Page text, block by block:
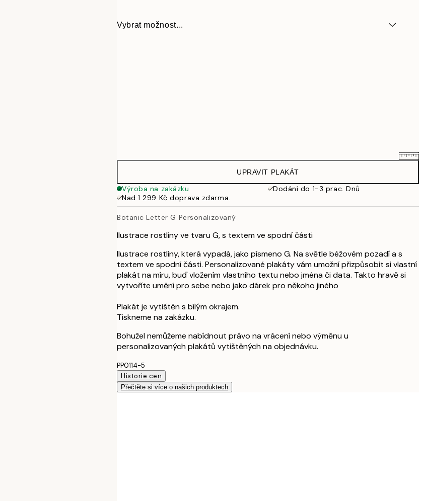
Vybrat možnost...
869 Kč
50x70 cm
1 079 Kč
UPRAVIT PLAKÁT
Výroba na zakázku
Dodání do 1-3 prac. Dnů
Nad 1 299 Kč doprava zdarma.
Botanic Letter G Personalizovaný
Ilustrace rostliny ve tvaru G, s textem ve spodní části
Ilustrace rostliny, která vypadá, jako písmeno G. Na světle béžovém pozadí a s
textem ve spodní části. Personalizované plakáty vám umožní přizpůsobit si vlastní
plakát na míru, buď vložením vlastního textu nebo jména či data. Takto hravě si
vytvoříte umění pro sebe nebo jako dárek pro někoho jiného
Plakát je vytištěn s bílým okrajem.
Tiskneme na zakázku.
Bohužel nemůžeme nabídnout právo na vrácení nebo výměnu u
personalizovaných plakátů vytištěných na objednávku.
PP0114-5
Historie cen
Přečtěte si více o našich produktech